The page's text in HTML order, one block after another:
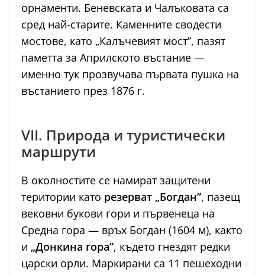
орнаменти. Беневската и Чалъковата са
сред най-старите. Каменните сводести
мостове, като „Калъчевият мост”, пазят
паметта за Априлското въстание —
именно тук прозвучава първата пушка на
въстанието през 1876 г.
VII. Природа и туристически
маршрути
В околностите се намират защитени
територии като резерват „Богдан”, пазещ
вековни букови гори и първенеца на
Средна гора — връх Богдан (1604 м), както
и „Донкина гора”, където гнездят редки
царски орли. Маркирани са 11 пешеходни